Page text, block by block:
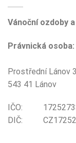
Vánoční ozdoby
Právnická
Prostřední Lánov
543 41 Lánov
IČO:
DIČ: